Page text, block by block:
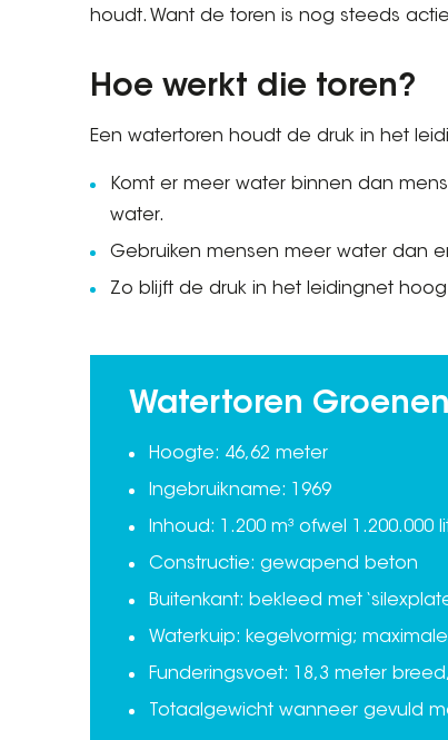
houdt. Want de toren is nog steeds
Hoe werkt die toren?
Een watertoren houdt de druk in het
Komt er meer water binnen dan
water.
Gebruiken mensen meer water dan
Zo blijft de druk in het leidingnet
Watertoren
Hoogte: 46,62 meter
Ingebruikname: 1969
Inhoud: 1.200 m³ ofwel 1.200.000
Constructie: gewapend beton
Buitenkant: bekleed met
Waterkuip: kegelvormig;
Funderingsvoet: 18,3 meter
Totaalgewicht wanneer gevuld